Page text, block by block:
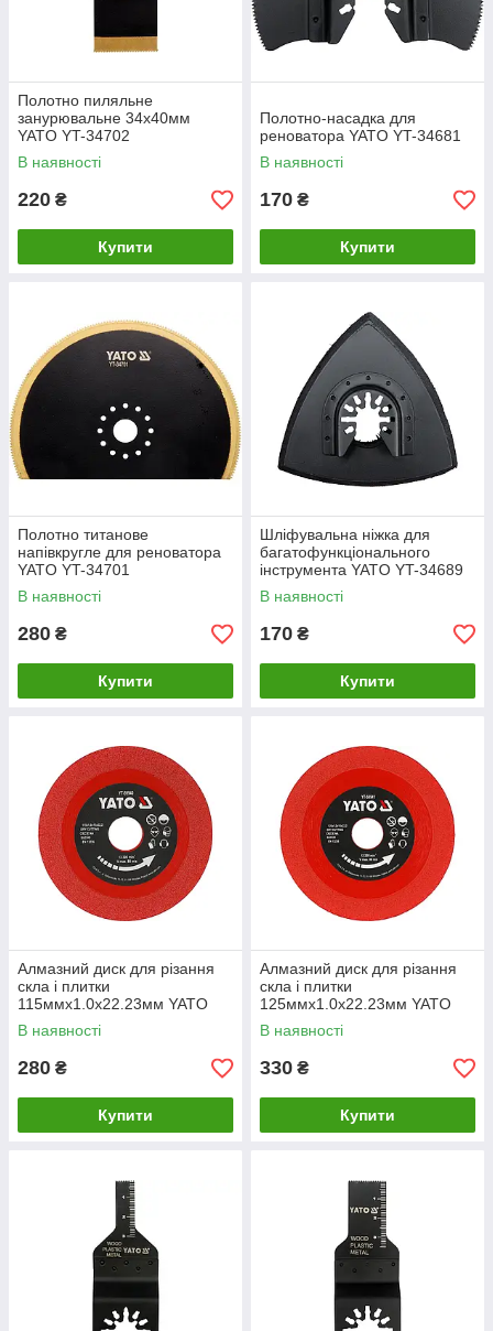
Полотно пиляльне
занурювальне 34x40мм
YATO YT-34702
В наявності
220 ₴
Купити
Полотно-насадка для
реноватора YATO YT-34681
В наявності
170 ₴
Купити
Полотно титанове
напівкругле для реноватора
YATO YT-34701
В наявності
280 ₴
Купити
Шліфувальна ніжка для
багатофункціонального
інструмента YATO YT-34689
В наявності
170 ₴
Купити
Алмазний диск для різання
скла і плитки
115ммх1.0х22.23мм YATO
YT-59940
В наявності
280 ₴
Купити
Алмазний диск для різання
скла і плитки
125ммх1.0х22.23мм YATO
YT-59941
В наявності
330 ₴
Купити